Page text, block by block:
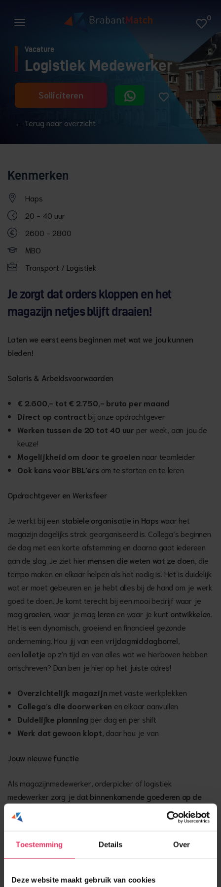
Toestemming Details Over
Deze website maakt gebruik van cookies
0
Vacature
Logistiek Medewerker
Solliciteren
← Terug naar overzicht
Kenmerken
Haps
20 - 40 uur
2600 - 2800
MBO
Transport / Logistiek
Je zorgt dat orders kloppen en het
magazijn netjes blijft draaien!
Laten we eerst eens beginnen met wat we jou kunnen
bieden!
Salaris & Arbeidsvoorwaarden
€ 2.600,- tot € 2.750,- bruto per maand
Direct op contract bij onze opdrachtgever
Werken tussen de 20 tot 40 uur per week, aan jou de
keuze!
Mogelijkheid om door te groeien naar teamleider
Ook kans voor BBL’ers om te starten en te leren
Opdrachtgever en Werksfeer
Je werkt bij een stabiele organisatie in Haps waar het
magazijn dagelijks strak georganiseerd is. Collega’s beginnen
de dag met een korte afstemming en daarna gaat iedereen
aan de slag. Je ziet hier mensen die weten wat ze doen , die
tempo maken en elkaar helpen als het nodig is. Het is duidelijk
wat er moet gebeuren en je hebt alles bij de hand om je werk
goed te doen. Je komt terecht bij een mooi bedrijf waar je
mag groeien , waar je mag leren en waar je kunt ontwikkelen
Het is een dynamisch, groeiend en financieel gezonde
onderneming. Hou jij van een vrijdagmiddagborrel
een lolletje op z'n tijd en van alles wat we hierboven hebben
omschreven? Dan ben je hier op het juiste adres!
Overzichtelijk magazijn met vaste werkplekken
Collega’s die doorwerken en elkaar aanvullen
Duidelijke planning per dag en per shift
Werk dat gewoon klopt , daar hou je van
Jouw nieuwe functie
Als magazijnmedewerker, orderpicker of logistiek
medewerker zorg je dat binnenkomende goederen op de
bestellingen compleet en netjes
de deur uit gaan
. Je rijdt met een heftruck of reachtruck,
magazijn op orde en ziet snel waar iets beter kan.
Orders picken en controleren